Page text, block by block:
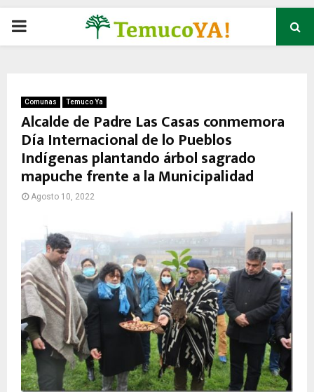
P
M
A
M
E
N
Comunas Temuco Ya
Alcalde de Padre Las Casas conmemora
Día Internacional de lo Pueblos
Indígenas plantando árbol sagrado
mapuche frente a la Municipalidad
Agosto 10, 2022